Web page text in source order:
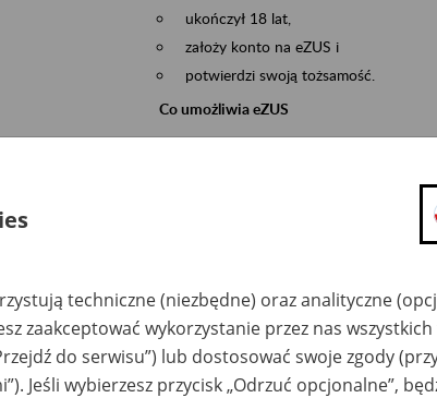
ukończył 18 lat,
założy konto na eZUS i
potwierdzi swoją tożsamość.
Co umożliwia eZUS
wgląd do danych zgromadzonych w
składanie wniosków i otrzymywanie
zadawanie pytań i otrzymywanie
Jeśli jesteś osobą ubezpieczoną (np.
możesz sprawdzić swoje dane
masz dostęp do informacji o stanie
masz dostęp do informacji o
techniczne (niezbędne) oraz analityczne
zaakceptować wykorzystanie przez nas
do serwisu”) lub dostosować swoje zgody
Jeśli wybierzesz przycisk „Odrzuć opcjonalne”,